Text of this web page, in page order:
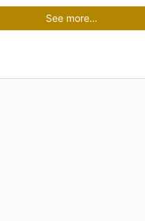
See more…